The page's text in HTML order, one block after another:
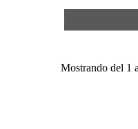
Mostrando del 1